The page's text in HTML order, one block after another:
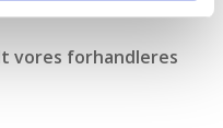
vores forhandleres